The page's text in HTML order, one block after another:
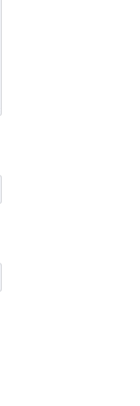
পূর্ণাঙ্গ